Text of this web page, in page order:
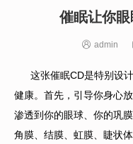
催眠让你
 admin
这张催眠CD是特别设
健康。首先，引导你身心
渗透到你的眼球、你的巩
角膜、结膜、虹膜、睫状